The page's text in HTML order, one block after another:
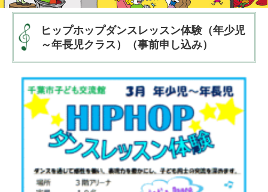
ヒップホップダンスレッスン体験（年少児
～年長児クラス）（事前申し込み）